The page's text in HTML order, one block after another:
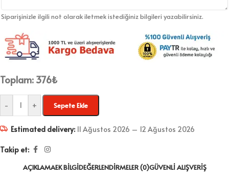
Siparişinizle ilgili not olarak iletmek istediğiniz bilgileri yazabilirsiniz.
Toplam: 376₺
- + Sepete Ekle
Estimated delivery: 11 Ağustos 2026 – 12 Ağustos 2026
Takip et:
AÇIKLAMAEK BILGIDEĞERLENDIRMELER (0)GÜVENLI ALIŞVERIŞ